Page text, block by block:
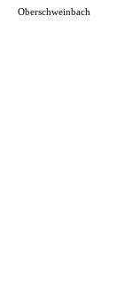
Oberschweinbach